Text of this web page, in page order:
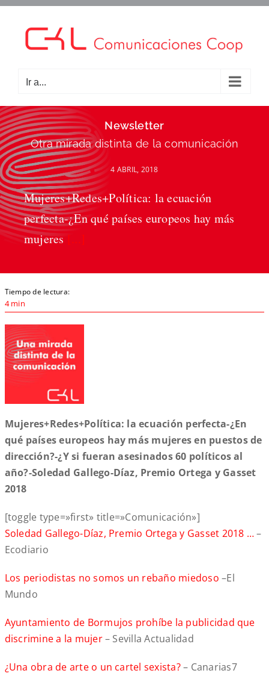
contenido
Ir a...
Newsletter
Otra mirada distinta de la comunicación
4 ABRIL, 2018
Mujeres+Redes+Política: la ecuación
perfecta-¿En qué países europeos hay más
mujeres [...]
Tiempo de lectura:
4 min
Mujeres+Redes+Política: la ecuación perfecta-¿En
qué países europeos hay más mujeres en puestos de
dirección?-¿Y si fueran asesinados 60 políticos al
año?-Soledad Gallego-Díaz, Premio Ortega y Gasset
2018
[toggle type=»first» title=»Comunicación»]
Soledad Gallego-Díaz, Premio Ortega y Gasset 2018 …–
Ecodiario
Los periodistas no somos un rebaño miedoso –El
Mundo
Ayuntamiento de Bormujos prohíbe la publicidad que
discrimine a la mujer– Sevilla Actualidad
¿Una obra de arte o un cartel sexista?– Canarias7